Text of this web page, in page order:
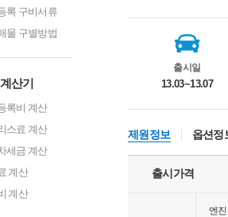
록 구비서류
물 구별방법
산기
록비 계산
스료 계산
세금 계산
계산
계산
출시일
13.03~13.07
제원정보 옵션정
출시가격
엔